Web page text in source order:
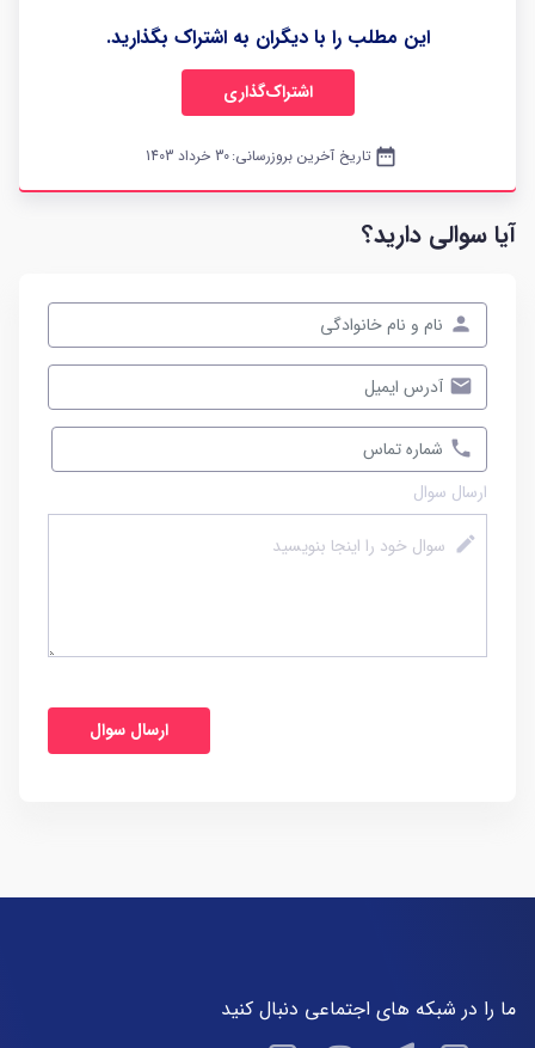
این مطلب را با دیگران به اشتراک بگذارید.
اشتراک‌گذاری
date_range تاریخ آخرین بروزرسانی:30 خرداد 1403
آیا سوالی دارید؟
ارسال سوال
ما را در شبکه های اجتماعی دنبال کنید